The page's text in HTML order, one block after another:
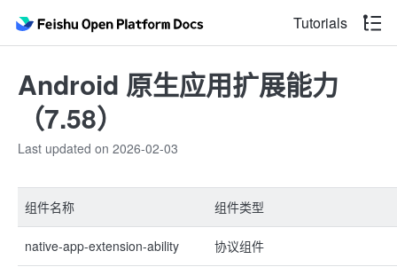
Tutorials
Android 原生应用扩展能力
（7.58）
Last updated on 2026-02-03
组件名称 组件类型
native-app-extension-ability 协议组件